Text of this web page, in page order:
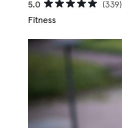
5.0
(339)
Fitness